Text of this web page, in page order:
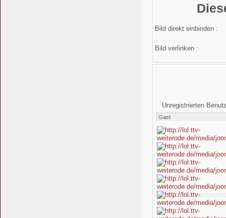
Bild direkt einbinden :
Bild verlinken :
Unregistrierten